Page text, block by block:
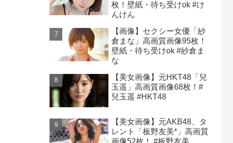
枚！壁紙・待ち受けok #け
んけん
【画像】セクシー女優「紗
倉まな」高画質画像95枚！
壁紙・待ち受けok #紗倉ま
な
【美女画像】元HKT48「兒
玉遥」高画質画像68枚！#
兒玉遥 #HKT48
【美女画像】元AKB48、タ
レント「板野友美*」高画質